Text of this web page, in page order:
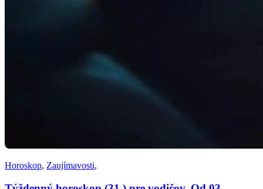
Horoskop, Zaujímavosti,